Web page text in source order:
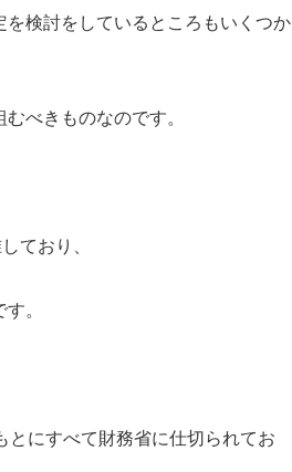
検討をしているところもいくつか
べきものなのです。
ており、
。
とにすべて財務省に仕切られてお